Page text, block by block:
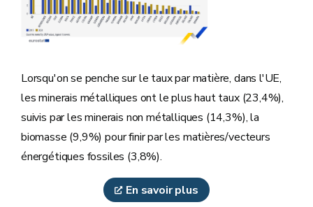
Lorsqu'on se penche sur le taux par matière, dans l'UE,
les minerais métalliques ont le plus haut taux (23,4%),
suivis par les minerais non métalliques (14,3%), la
biomasse (9,9%) pour finir par les matières/vecteurs
énergétiques fossiles (3,8%).
En savoir plus